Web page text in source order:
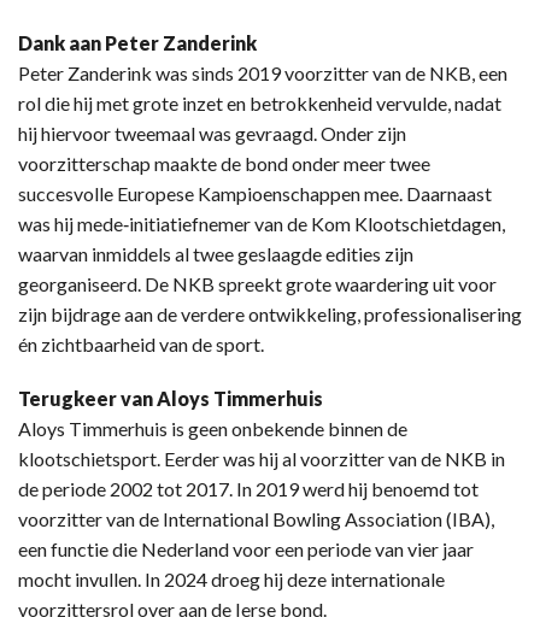
Dank aan Peter Zanderink
Peter Zanderink was sinds 2019 voorzitter van de NKB, een
rol die hij met grote inzet en betrokkenheid vervulde, nadat
hij hiervoor tweemaal was gevraagd. Onder zijn
voorzitterschap maakte de bond onder meer twee
succesvolle Europese Kampioenschappen mee. Daarnaast
was hij mede‑initiatiefnemer van de Kom Klootschietdagen,
waarvan inmiddels al twee geslaagde edities zijn
georganiseerd. De NKB spreekt grote waardering uit voor
zijn bijdrage aan de verdere ontwikkeling, professionalisering
én zichtbaarheid van de sport.
Terugkeer van Aloys Timmerhuis
Aloys Timmerhuis is geen onbekende binnen de
klootschietsport. Eerder was hij al voorzitter van de NKB in
de periode 2002 tot 2017. In 2019 werd hij benoemd tot
voorzitter van de International Bowling Association (IBA),
een functie die Nederland voor een periode van vier jaar
mocht invullen. In 2024 droeg hij deze internationale
voorzittersrol over aan de Ierse bond.